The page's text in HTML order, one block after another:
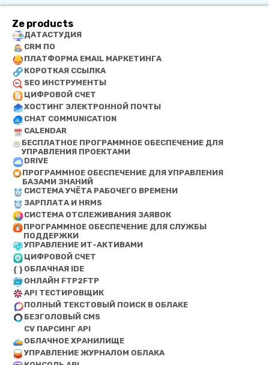
Ze products
ДАТАСТУДИЯ
CRM ПО
ПЛАТФОРМА EMAIL МАРКЕТИНГА
КОРОТКАЯ ССЫЛКА
SEO ИНСТРУМЕНТЫ
ЦИФРОВОЙ СЧЕТ
ХОСТИНГ ЭЛЕКТРОННОЙ ПОЧТЫ
CHAT COMMUNICATION
CALENDAR
БЕСПЛАТНОЕ ПРОГРАММНОЕ ОБЕСПЕЧЕНИЕ ДЛЯ
УПРАВЛЕНИЯ ПРОЕКТАМИ
DRIVE
ПРОГРАММНОЕ ОБЕСПЕЧЕНИЕ ДЛЯ УПРАВЛЕНИЯ
БАЗАМИ ЗНАНИЙ
СИСТЕМА УЧЁТА РАБОЧЕГО ВРЕМЕНИ
ЗАРПЛАТА И HRMS
СИСТЕМА ОТСЛЕЖИВАНИЯ ЗАЯВОК
ПРОГРАММНОЕ ОБЕСПЕЧЕНИЕ ДЛЯ СЛУЖБЫ
ПОДДЕРЖКИ
УПРАВЛЕНИЕ ИТ-АКТИВАМИ
ЦИФРОВОЙ СЧЕТ
ОБЛАЧНАЯ IDE
ОНЛАЙН FTP2FTP
API ТЕСТИРОВЩИК
ПОЛНЫЙ ТЕКСТОВЫЙ ПОИСК В ОБЛАКЕ
БЕЗГОЛОВЫЙ CMS
CV ПАРСИНГ API
ОБЛАЧНОЕ ХРАНИЛИЩЕ
УПРАВЛЕНИЕ ЖУРНАЛОМ ОБЛАКА